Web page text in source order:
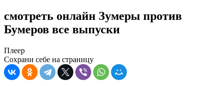
смотреть онлайн Зумеры против
Бумеров все выпуски
Плеер
Сохрани себе на страницу